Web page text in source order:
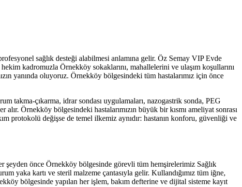
sağlık desteği alabilmesi anlamına gelir. Öz Semay VIP Evde
hekim kadromuzla Örnekköy sokaklarını, mahallelerini ve ulaşım koşullarını
yanında oluyoruz. Örnekköy bölgesindeki tüm hastalarımız için önce
takma-çıkarma, idrar sondası uygulamaları, nazogastrik sonda, PEG
alır. Örnekköy bölgesindeki hastalarımızın büyük bir kısmı ameliyat sonrası
protokolü değişse de temel ilkemiz aynıdır: hastanın konforu, güvenliği ve
şeyden önce Örnekköy bölgesinde görevli tüm hemşirelerimiz Sağlık
yaka kartı ve steril malzeme çantasıyla gelir. Kullandığımız tüm iğne,
bölgesinde yapılan her işlem, bakım defterine ve dijital sisteme kayıt